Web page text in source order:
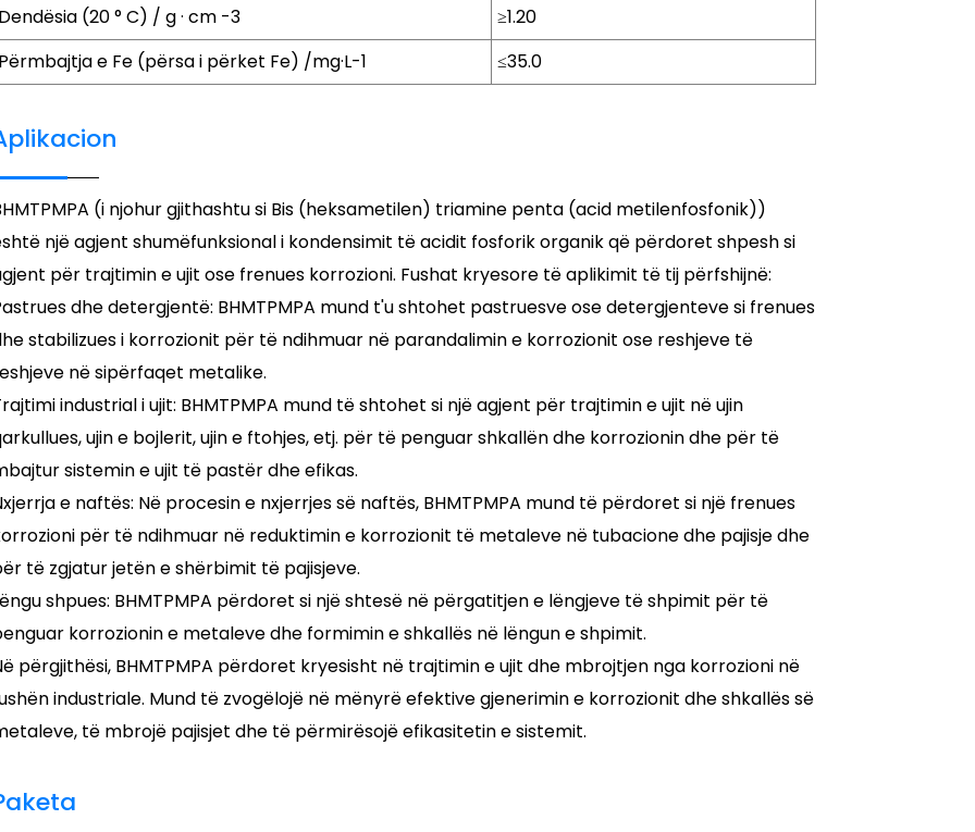
Dendësia (20 ° C) / g · cm -3
≥1.20
Përmbajtja e Fe (përsa i përket Fe) /mg·L-1
≤35.0
(i njohur gjithashtu si Bis (heksametilen) triamine penta (acid metilenfosfonik))
një agjent shumëfunksional i kondensimit të acidit fosforik organik që përdoret shpesh si
për trajtimin e ujit ose frenues korrozioni. Fushat kryesore të aplikimit të tij përfshijnë:
dhe detergjentë: BHMTPMPA mund t'u shtohet pastruesve ose detergjenteve si frenues
stabilizues i korrozionit për të ndihmuar në parandalimin e korrozionit ose reshjeve të
në sipërfaqet metalike.
industrial i ujit: BHMTPMPA mund të shtohet si një agjent për trajtimin e ujit në ujin
ujin e bojlerit, ujin e ftohjes, etj. për të penguar shkallën dhe korrozionin dhe për të
sistemin e ujit të pastër dhe efikas.
e naftës: Në procesin e nxjerrjes së naftës, BHMTPMPA mund të përdoret si një frenues
për të ndihmuar në reduktimin e korrozionit të metaleve në tubacione dhe pajisje dhe
të zgjatur jetën e shërbimit të pajisjeve.
shpues: BHMTPMPA përdoret si një shtesë në përgatitjen e lëngjeve të shpimit për të
korrozionin e metaleve dhe formimin e shkallës në lëngun e shpimit.
përgjithësi, BHMTPMPA përdoret kryesisht në trajtimin e ujit dhe mbrojtjen nga korrozioni në
industriale. Mund të zvogëlojë në mënyrë efektive gjenerimin e korrozionit dhe shkallës së
të mbrojë pajisjet dhe të përmirësojë efikasitetin e sistemit.